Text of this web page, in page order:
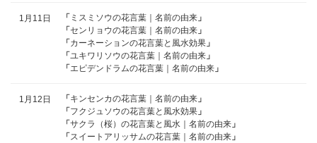
1月11日 「 ミスミソウの花言葉｜名前の由来 」
「センリョウの花言葉｜名前の由来 」
「カーネーションの花言葉と風水効果 」
「ユキワリソウの花言葉｜名前の由来 」
「エピデンドラムの花言葉｜名前の由来 」
1月12日 「キンセンカの花言葉｜名前の由来 」
「フクジュソウの花言葉と風水効果 」
「サクラ（桜）の花言葉と風水｜名前の由来 」
「スイートアリッサムの花言葉｜名前の由来 」